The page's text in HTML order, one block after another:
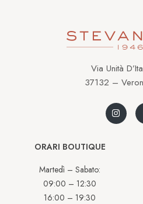
Via Unità
37132 –
ORARI BOUTIQUE
Martedì – Sabato:
09:00 – 12:30
16:00 – 19:30